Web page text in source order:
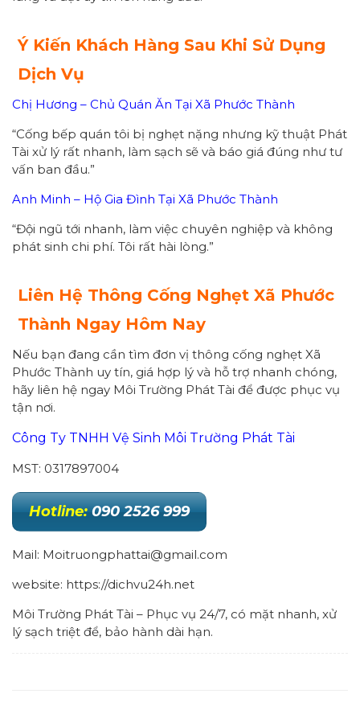
Ý Kiến Khách Hàng Sau Khi Sử Dụng
Dịch Vụ
Chị Hương – Chủ Quán Ăn Tại Xã Phước Thành
“Cống bếp quán tôi bị nghẹt nặng nhưng kỹ thuật Phát
Tài xử lý rất nhanh, làm sạch sẽ và báo giá đúng như tư
vấn ban đầu.”
Anh Minh – Hộ Gia Đình Tại Xã Phước Thành
“Đội ngũ tới nhanh, làm việc chuyên nghiệp và không
phát sinh chi phí. Tôi rất hài lòng.”
Liên Hệ Thông Cống Nghẹt Xã Phước
Thành Ngay Hôm Nay
Nếu bạn đang cần tìm đơn vị thông cống nghẹt Xã
Phước Thành uy tín, giá hợp lý và hỗ trợ nhanh chóng,
hãy liên hệ ngay Môi Trường Phát Tài để được phục vụ
tận nơi.
Công Ty TNHH Vệ Sinh Môi Trường Phát Tài
MST: 0317897004
Hotline: 090 2526 999
Mail: Moitruongphattai@gmail.com
website: https://dichvu24h.net
Môi Trường Phát Tài – Phục vụ 24/7, có mặt nhanh, xử
lý sạch triệt để, bảo hành dài hạn.